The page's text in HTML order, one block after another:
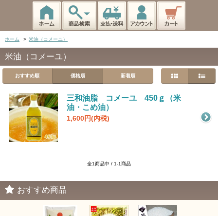
ホーム > 米油（コメーユ）
米油（コメーユ）
おすすめ順 価格順 新着順
三和油脂 コメーユ 450ｇ（米
油・こめ油）
1,600円(内税)
全1商品中 / 1-1商品
おすすめ商品